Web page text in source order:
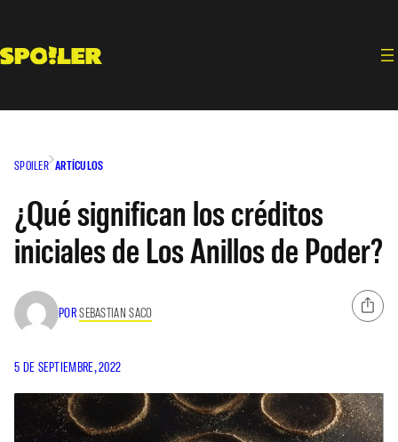
contenido
SPOILER ARTÍCULOS
¿Qué significan los créditos
iniciales de Los Anillos de Poder?
PORSEBASTIAN SACO
5 DE SEPTIEMBRE, 2022